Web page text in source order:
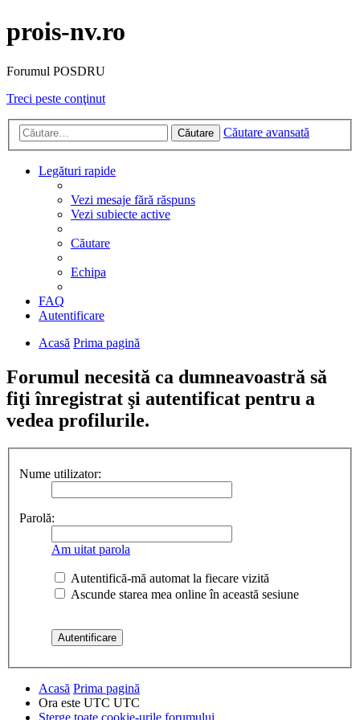
prois-nv.ro
Forumul POSDRU
Treci peste conţinut
Căutare Căutare avansată
Legături rapide
Vezi mesaje fără răspuns
Vezi subiecte active
Căutare
Echipa
FAQ
Autentificare
Acasă Prima pagină
Forumul necesită ca dumneavoastră să
fiţi înregistrat şi autentificat pentru a
vedea profilurile.
Nume utilizator:
Parolă:
Am uitat parola
Autentifică-mă automat la fiecare vizită
Ascunde starea mea online în această sesiune
Acasă Prima pagină
Ora este UTC UTC
Şterge toate cookie-urile forumului